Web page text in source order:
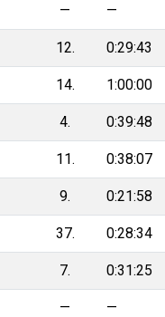
— —
12. 0:29:43
14. 1:00:00
4. 0:39:48
11. 0:38:07
9. 0:21:58
37. 0:28:34
7. 0:31:25
— —